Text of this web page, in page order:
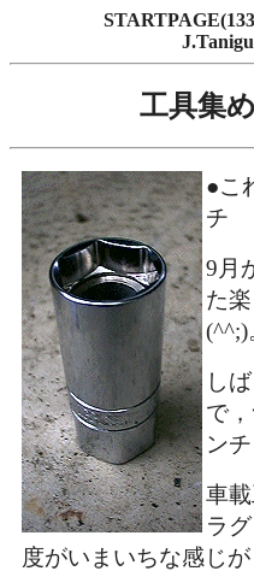
工具集
●こ
チ
9月
た
(^^;)
し
で
ン
車
ラ
度がいまいちな感じ